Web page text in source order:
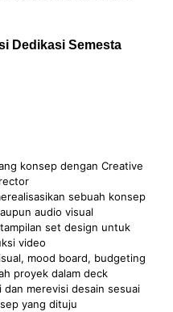
Dedikasi Semesta
konsep dengan Creative
sebuah konsep
audio visual
set design untuk
video
mood board, budgeting
proyek dalam deck
merevisi desain sesuai
yang dituju